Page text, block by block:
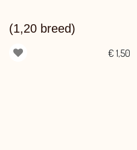
(1,20 breed)
€ 1,50